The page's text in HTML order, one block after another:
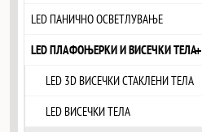
LED ПАНИЧНО ОСВЕТЛУВАЊЕ
LED ПЛАФОЊЕРКИ И ВИСЕЧКИ ТЕЛА
LED 3D ВИСЕЧКИ СТАКЛЕНИ ТЕЛА
LED ВИСЕЧКИ ТЕЛА
+